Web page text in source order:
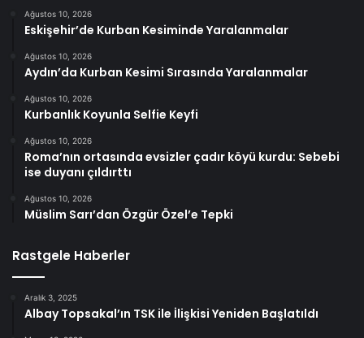
Ağustos 10, 2026
Eskişehir’de Kurban Kesiminde Yaralanmalar
Ağustos 10, 2026
Aydın’da Kurban Kesimi Sırasında Yaralanmalar
Ağustos 10, 2026
Kurbanlık Koyunla Selfie Keyfi
Ağustos 10, 2026
Roma’nın ortasında evsizler çadır köyü kurdu: Sebebi
ise duyanı çıldırttı
Ağustos 10, 2026
Müslim Sarı’dan Özgür Özel’e Tepki
Rastgele Haberler
Aralık 3, 2025
Albay Topsakal’ın TSK ile İlişkisi Yeniden Başlatıldı